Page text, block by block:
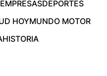
EMPRESASDEPORTES
HOYMUNDO MOTOR
HISTORIA